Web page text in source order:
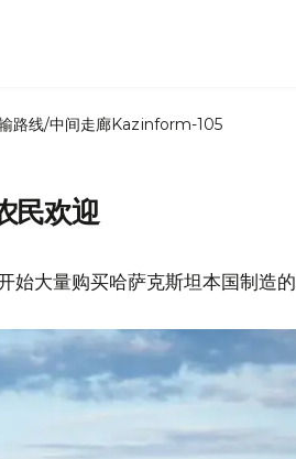
路线/中间走廊Kazinform-105
民欢迎
始大量购买哈萨克斯坦本国制造的